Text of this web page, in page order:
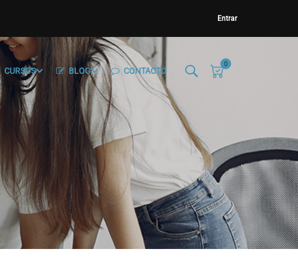
Entrar
CURSOS BLOG CONTACTO
0